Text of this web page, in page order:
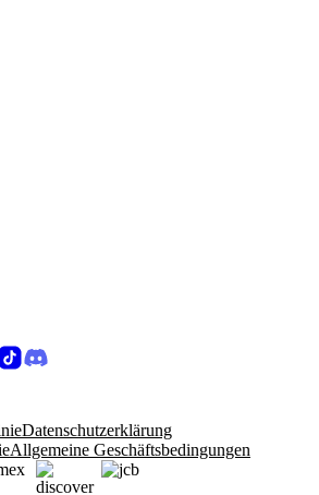
Datenschutzerklärung
Allgemeine Geschäftsbedingungen